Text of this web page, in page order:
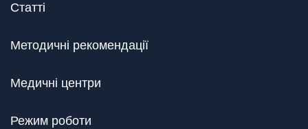
Статті
Методичні рекомендації
Медичні центри
Режим роботи